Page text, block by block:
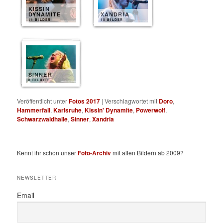
KISSIN
DYNAMITE
11 BILDER
XANDRIA
10 BILDER
SINNER
8 BILDER
Veröffentlicht unterFotos 2017 |Verschlagwortet mit Doro,
Hammerfall,Karlsruhe,Kissin' Dynamite, Powerwolf,
Schwarzwaldhalle,Sinner,Xandria
Kennt ihr schon unserFoto-Archivmit alten Bildern ab 2009?
NEWSLETTER
Email